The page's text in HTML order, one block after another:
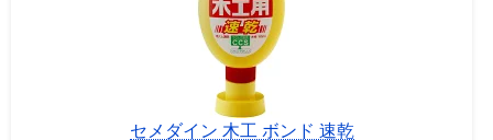
セメダイン 木工 ボンド 速乾